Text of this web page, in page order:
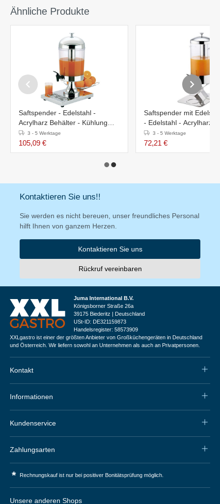
Ähnliche Produkte
Saftspender - Edelstahl -
Acrylharz Behälter - Kühlung
durch Edelstahl Rohr - 8L
3 - 5 Werktage
105,09 €
Saftspender mit
- Edelstahl - Acrylharz
5L 3 - 5 Werktage
72,21 €
Kontaktieren Sie uns!!
Sie werden es nicht bereuen, unser freundliches Personal
hilft Ihnen von ganzem Herzen.
Kontaktieren Sie uns
Rückruf vereinbaren
Juma International B.V.
Königsborner Straße 26a
39175 Biederitz | Deutschland
USt-ID: DE321159873
Handelsregister: 58573909
XXLgastro ist einer der größten Anbieter von Großküchengeräten in Deutschland
und Österreich. Wir liefern sowohl an Unternehmen als auch an Privatpersonen.
Kontakt
Informationen
Kundenservice
Zahlungsarten
* Rechnungskauf ist nur bei positiver Bonitätsprüfung möglich.
Unsere anderen Shops